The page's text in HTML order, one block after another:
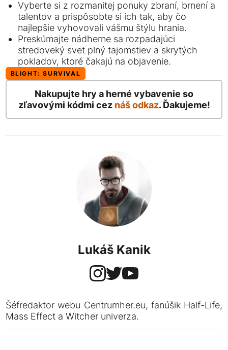
Vyberte si z rozmanitej ponuky zbraní, brnení a
talentov a prispôsobte si ich tak, aby čo
najlepšie vyhovovali vášmu štýlu hrania.
Preskúmajte nádherne sa rozpadajúci
stredoveký svet plný tajomstiev a skrytých
pokladov, ktoré čakajú na objavenie.
BLIGHT: SURVIVAL
Nakupujte hry a herné vybavenie so
zľavovými kódmi cez náš odkaz. Ďakujeme!
Lukáš Kanik
Šéfredaktor webu Centrumher.eu, fanúšik Half-Life,
Mass Effect a Witcher univerza.